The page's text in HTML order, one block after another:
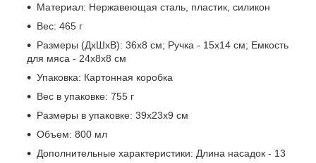
Материал: Нержавеющая сталь, пластик, силикон
Вес: 465 г
Размеры (ДхШхВ): 36х8 см; Ручка - 15х14 см; Емкость
для мяса - 24х8х8 см
Упаковка: Картонная коробка
Вес в упаковке: 755 г
Размеры в упаковке: 39х23х9 см
Объем: 800 мл
Дополнительные характеристики: Длина насадок - 13